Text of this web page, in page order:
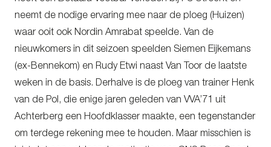
neemt de nodige ervaring mee naar de ploeg (Huizen)
waar ooit ook Nordin Amrabat speelde. Van de
nieuwkomers in dit seizoen speelden Siemen Eijkemans
(ex-Bennekom) en Rudy Etwi naast Van Toor de laatste
weken in de basis. Derhalve is de ploeg van trainer Henk
van de Pol, die enige jaren geleden van VVA’71 uit
Achterberg een Hoofdklasser maakte, een tegenstander
om terdege rekening mee te houden. Maar misschien is